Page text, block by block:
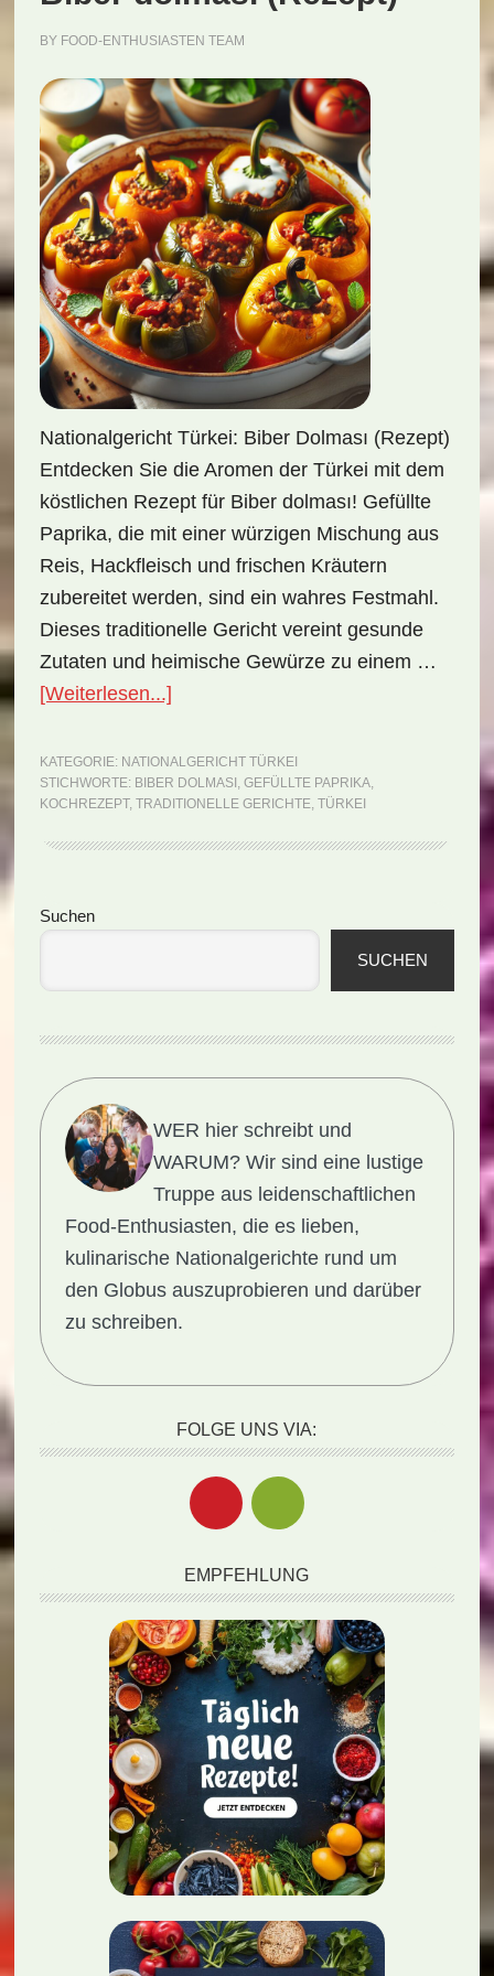
BY FOOD-ENTHUSIASTEN TEAM
Nationalgericht Türkei: Biber Dolması (Rezept)
Entdecken Sie die Aromen der Türkei mit dem
köstlichen Rezept für Biber dolması! Gefüllte
Paprika, die mit einer würzigen Mischung aus
Reis, Hackfleisch und frischen Kräutern
zubereitet werden, sind ein wahres Festmahl.
Dieses traditionelle Gericht vereint gesunde
Zutaten und heimische Gewürze zu einem …
[Weiterlesen...]ÜberNationalgericht
Biber
dolması
KATEGORIE: NATIONALGERICHT TÜRKEI
STICHWORTE: BIBER DOLMASI , GEFÜLLTE PAPRIKA,
KOCHREZEPT, TRADITIONELLE GERICHTE, TÜRKEI
Seitenspalte
Suchen
SUCHEN
WER hier schreibt und
WARUM? Wir sind eine lustige
Truppe aus leidenschaftlichen
Food-Enthusiasten, die es lieben,
kulinarische Nationalgerichte rund um
den Globus auszuprobieren und darüber
zu schreiben.
FOLGE UNS VIA:
EMPFEHLUNG